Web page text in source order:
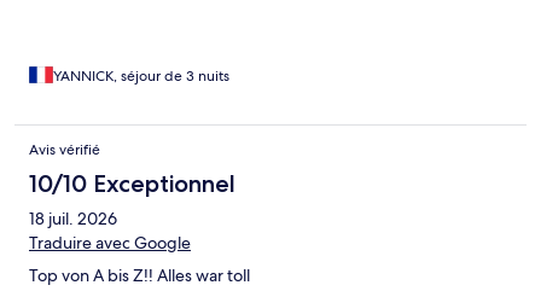
pour les prestations fournies. Personnel agréable et courtois, à
l’animation sont terminées au grand maximum dès 22 heures
donc, les fetards, je ne vous le recommande pas.
YANNICK, séjour de 3 nuits
Avis vérifié
10/10 Exceptionnel
18 juil. 2026
Traduire avec Google
Top von A bis Z!! Alles war toll